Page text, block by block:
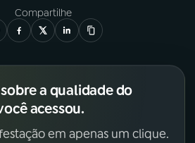
Compartilhe
a qualidade do
acessou.
em apenas um clique.